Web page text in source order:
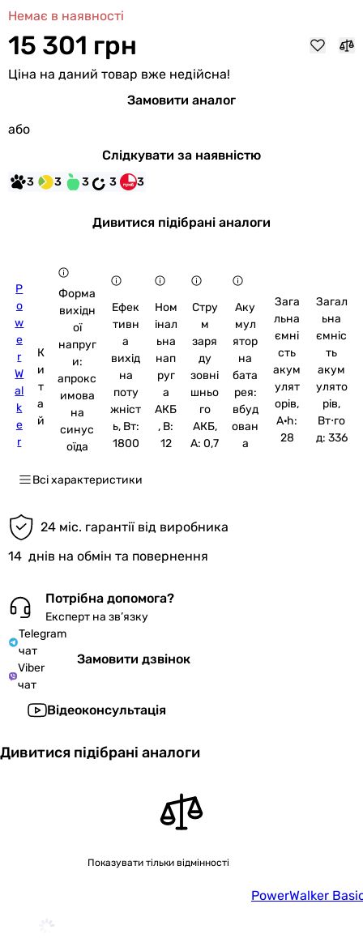
Немає в наявності
15 301 грн
Ціна на даний товар вже недійсна!
Замовити аналог
або
Слідкувати за наявністю
3 3 3 3 3
Дивитися підібрані аналоги
P
o
w
e
r
W
al
k
e
r
К
и
т
а
й
Форма
вихідн
ої
напруг
и:
апрокс
имова
на
синус
оїда
Ефек
тивн
а
вихід
на
поту
жніст
ь, Вт:
1800
Ном
інал
ьна
нап
руг
а
АКБ
, В:
12
Стру
м
заря
ду
зовні
шньо
го
АКБ,
А: 0,7
Аку
мул
ятор
на
бата
рея:
вбуд
ован
а
Зага
льна
ємні
сть
акум
улят
орів,
A·h:
28
Загал
ьна
ємніс
ть
акум
улято
рів,
Вт⋅го
д: 336
Всі характеристики
24 міс. гарантії від виробника
14 днів на обмін та повернення
Потрібна допомога?
Експерт на зв’язку
Telegram
чат
Viber
чат
Замовити дзвінок
Відеоконсультація
Дивитися підібрані аналоги
Показувати тільки відмінності
PowerWalker